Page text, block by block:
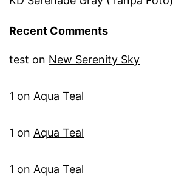
Recent Comments
test on New Serenity Sky
1 on Aqua Teal
1 on Aqua Teal
1 on Aqua Teal